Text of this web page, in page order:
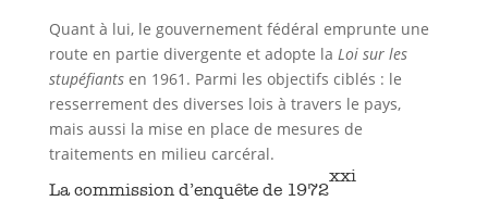
Quant à lui, le gouvernement fédéral emprunte une
route en partie divergente et adopte la Loi sur les
stupéfiantsen 1961. Parmi les objectifs ciblés : le
resserrement des diverses lois à travers le pays,
mais aussi la mise en place de mesures de
traitements en milieu carcéral.
La commission d’enquête de 1972
xxi